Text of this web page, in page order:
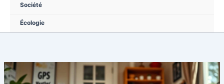
Société
Écologie